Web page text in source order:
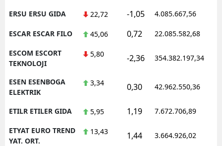
ERSU ERSU GIDA 22,72 -1,05 4.085.667,56
ESCAR ESCAR FILO 45,06 0,72 22.085.582,68
ESCOM ESCORT
TEKNOLOJI
5,80 -2,36 354.382.197,34
ESEN ESENBOGA
ELEKTRIK
3,34 0,30 42.962.550,36
ETILR ETILER GIDA 5,95 1,19 7.672.706,89
ETYAT EURO TREND
YAT. ORT.
13,43 1,44 3.664.926,02